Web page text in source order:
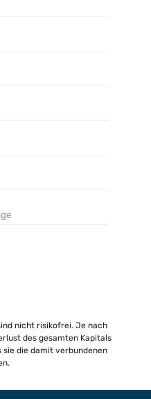
nicht risikofrei. Je nach
des gesamten Kapitals
sie die damit verbundenen